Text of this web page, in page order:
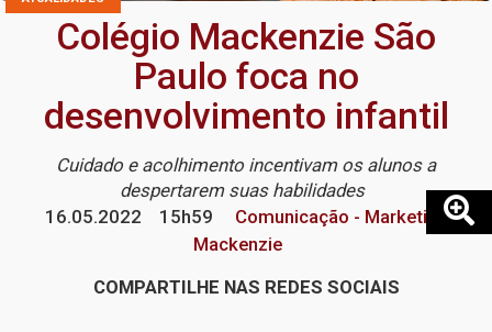
Colégio Mackenzie São
Paulo foca no
desenvolvimento infantil
Cuidado e acolhimento incentivam os alunos a
despertarem suas habilidades
16.05.2022
15h59
Comunicação - Marketing
Mackenzie
COMPARTILHE NAS REDES SOCIAIS